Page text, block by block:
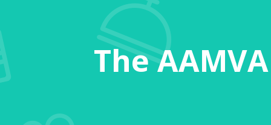
The